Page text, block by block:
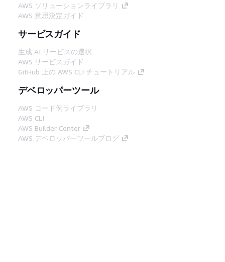
AWS ソリューションライブラリ
AWS 意思決定ガイド
サービスガイド
生成 AI サービスの選択
AWS サービスガイド
GitHub 上の AWS CLI チュートリアル
デベロッパーツール
AWS コード例ライブラリ
AWS CLI
AWS Builder Center
AWS デベロッパーツールブログ